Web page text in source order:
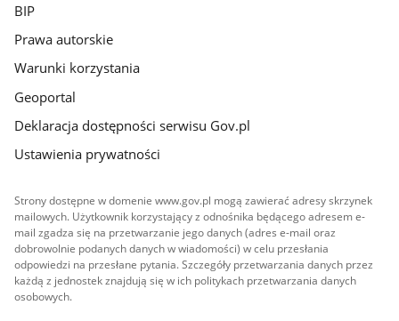
BIP
Prawa autorskie
Warunki korzystania
Geoportal
Deklaracja dostępności serwisu Gov.pl
Ustawienia prywatności
Strony dostępne w domenie www.gov.pl mogą zawierać adresy skrzynek
mailowych. Użytkownik korzystający z odnośnika będącego adresem e-
mail zgadza się na przetwarzanie jego danych (adres e-mail oraz
dobrowolnie podanych danych w wiadomości) w celu przesłania
odpowiedzi na przesłane pytania. Szczegóły przetwarzania danych przez
każdą z jednostek znajdują się w ich politykach przetwarzania danych
osobowych.